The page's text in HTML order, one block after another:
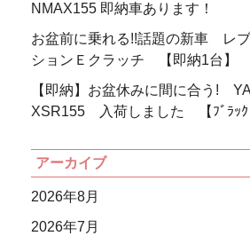
NMAX155 即納車あります！
お盆前に乗れる!!話題の新車 レ
ションＥクラッチ 【即納1台】
【即納】お盆休みに間に合う!
XSR155 入荷しました 【ﾌﾞﾗｯｸ
アーカイブ
2026年8月
2026年7月